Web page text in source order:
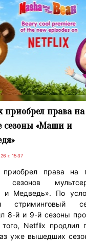
приобрел права на
сезоны «Маши и
г. 15:37
приобрел права на
сезонов
и Медведь». По
стриминговый
8-й и 9-й сезоны
Netflix продлил
уже вышедших